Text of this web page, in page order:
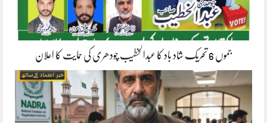
جموں 6 تحریک شاد باد کا عبدالخطیب چودھری کی حمایت کا اعلان